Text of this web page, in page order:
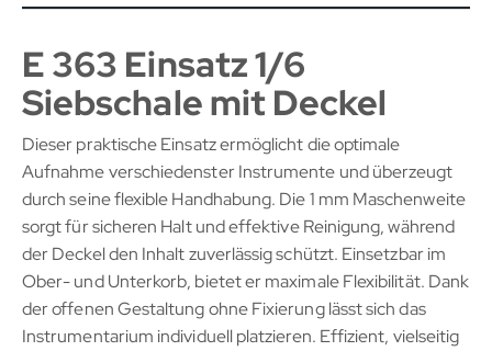
E 363 Einsatz 1/6
Siebschale mit Deckel
Dieser praktische Einsatz ermöglicht die optimale
Aufnahme verschiedenster Instrumente und überzeugt
durch seine flexible Handhabung. Die 1 mm Maschenweite
sorgt für sicheren Halt und effektive Reinigung, während
der Deckel den Inhalt zuverlässig schützt. Einsetzbar im
Ober- und Unterkorb, bietet er maximale Flexibilität. Dank
der offenen Gestaltung ohne Fixierung lässt sich das
Instrumentarium individuell platzieren. Effizient, vielseitig